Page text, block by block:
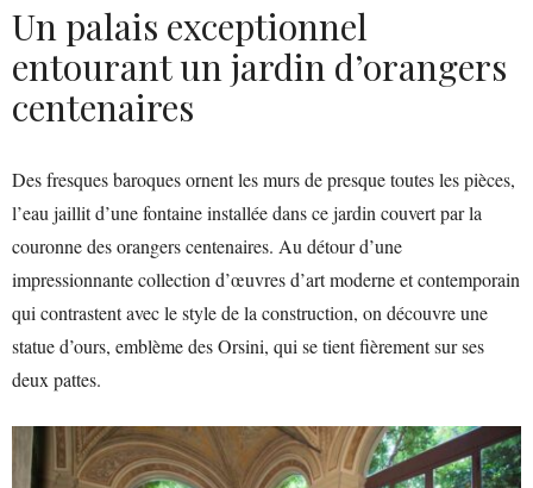
Un palais exceptionnel
entourant un jardin d’orangers
centenaires
Des fresques baroques ornent les murs de presque toutes les pièces,
l’eau jaillit d’une fontaine installée dans ce jardin couvert par la
couronne des orangers centenaires. Au détour d’une
impressionnante collection d’œuvres d’art moderne et contemporain
qui contrastent avec le style de la construction, on découvre une
statue d’ours, emblème des Orsini, qui se tient fièrement sur ses
deux pattes.